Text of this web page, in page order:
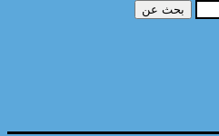
بحث عن